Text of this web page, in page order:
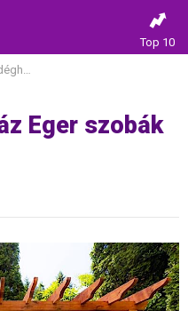
Top 10
kiadók
Eger szobák